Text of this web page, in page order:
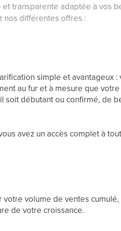
transparente adaptée à vos
nos différentes offres :
simple et avantageux
au fur et à mesure que
soit débutant ou confirmé, de
avez un accès complet à
volume de ventes
de votre croissance.